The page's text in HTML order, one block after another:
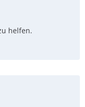
helfen.